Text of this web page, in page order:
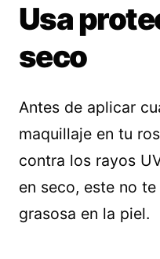
Usa
seco
Antes de aplicar
maquillaje en tu
contra los rayos
en seco, este no
grasosa en la piel.